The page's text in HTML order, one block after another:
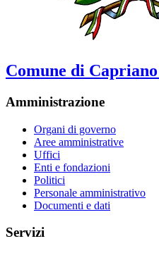
Comune di
Amministrazione
Organi di governo
Aree amministrative
Uffici
Enti e fondazioni
Politici
Personale amministrativo
Documenti e dati
Servizi